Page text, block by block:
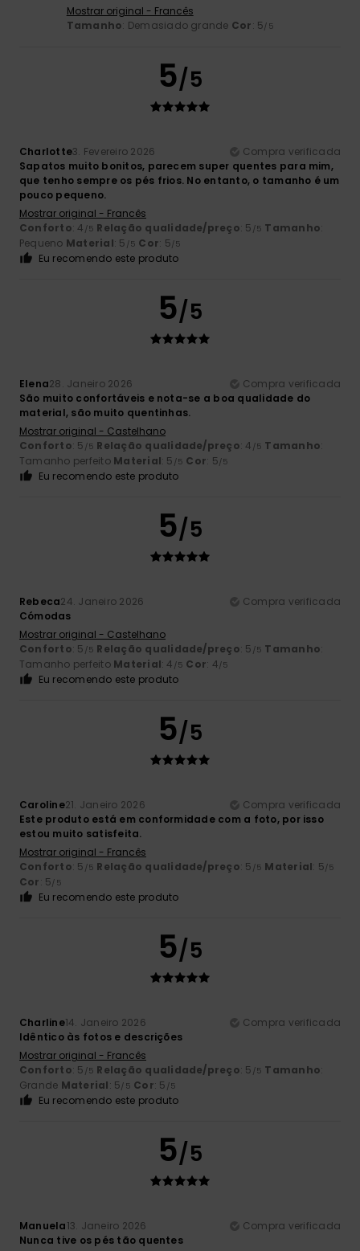
Mostrar original - Francês
Tamanho: Demasiado grande Cor: 5/5
5/5
Charlotte3. Fevereiro 2026
Compra verificada
Sapatos muito bonitos, parecem super quentes para mim,
que tenho sempre os pés frios. No entanto, o tamanho é um
pouco pequeno.
Mostrar original - Francês
Conforto: 4 /5 Relação qualidade/preço: 5 /5 Tamanho:
Pequeno Material: 5 /5 Cor: 5/5
Eu recomendo este produto
5/5
Elena28. Janeiro 2026
Compra verificada
São muito confortáveis e nota-se a boa qualidade do
material, são muito quentinhas.
Mostrar original - Castelhano
Conforto: 5 /5 Relação qualidade/preço: 4 /5 Tamanho:
Tamanho perfeito Material: 5 /5 Cor: 5/5
Eu recomendo este produto
5/5
Rebeca24. Janeiro 2026
Compra verificada
Cómodas
Mostrar original - Castelhano
Conforto: 5 /5 Relação qualidade/preço: 5 /5 Tamanho:
Tamanho perfeito Material: 4 /5 Cor: 4/5
Eu recomendo este produto
5/5
Caroline21. Janeiro 2026
Compra verificada
Este produto está em conformidade com a foto, por isso
estou muito satisfeita.
Mostrar original - Francês
Conforto: 5 /5 Relação qualidade/preço: 5 /5 Material: 5/5
Cor: 5/5
Eu recomendo este produto
5/5
Charline14. Janeiro 2026
Compra verificada
Idêntico às fotos e descrições
Mostrar original - Francês
Conforto: 5 /5 Relação qualidade/preço: 5 /5 Tamanho:
Grande Material: 5/5 Cor: 5 /5
Eu recomendo este produto
5/5
Manuela13. Janeiro 2026
Compra verificada
Nunca tive os pés tão quentes